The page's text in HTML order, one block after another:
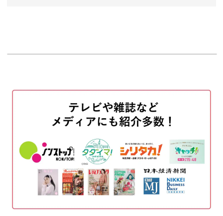
後半では食材を変更する際のポイントも解説します。
ちょっぴりスパイシーなスムージーも！
続いてご紹介するのは、スパイシーな味わいのスムージー
です。
フルーツスムージー